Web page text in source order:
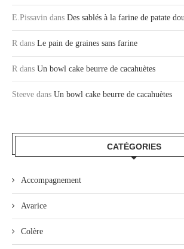
E.Pissavin dans Des sablés à la farine de patate
R dans Le pain de graines sans farine
R dans Un bowl cake beurre de cacahuètes
Steeve dans Un bowl cake beurre de cacahuètes
CATÉGORIES
Accompagnement
Avarice
Colère